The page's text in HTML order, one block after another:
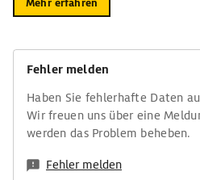
Fehler melden
Haben Sie fehlerhafte Daten
Wir freuen uns über eine
werden das Problem beheben.
Fehler melden